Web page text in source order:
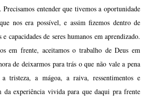
Precisamos entender que tivemos a oportunidade
nos era possível, e assim fizemos dentro de
e capacidades de seres humanos em aprendizado.
em frente, aceitamos o trabalho de Deus em
de deixarmos para trás o que não vale a pena
a tristeza, a mágoa, a raiva, ressentimentos e
da experiência vivida para que daqui pra frente